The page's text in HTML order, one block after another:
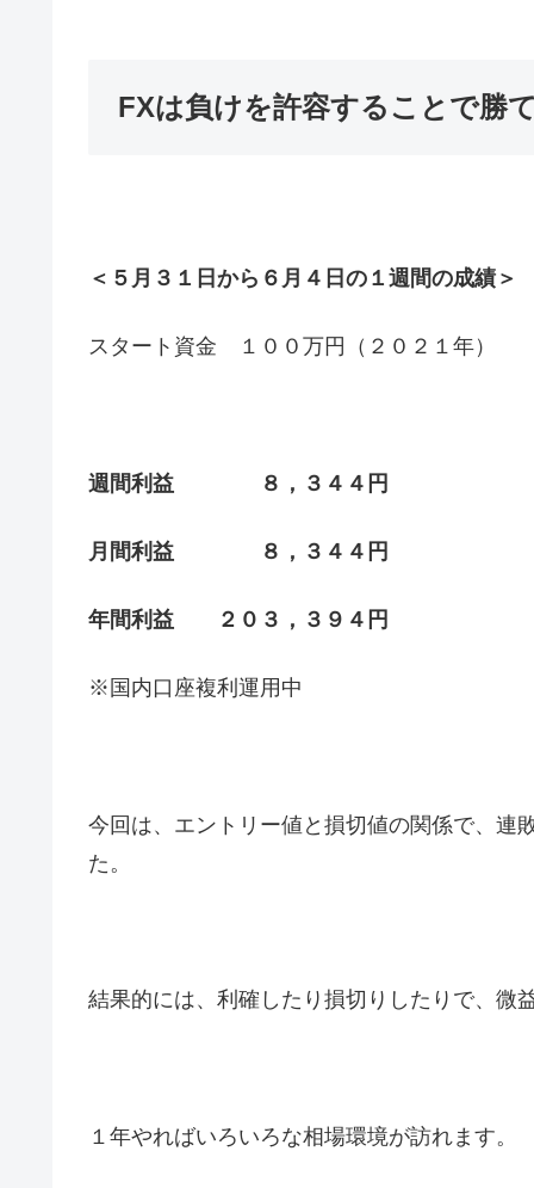
FXは負けを許容することで勝
＜５月３１日から６月４日の１週間の成績＞
スタート資金 １００万円（２０２１年）
週間利益 ８，３４４円
月間利益 ８，３４４円
年間利益 ２０３，３９４円
※国内口座複利運用中
今回は、エントリー値と損切値の関係で、連
た。
結果的には、利確したり損切りしたりで、微
１年やればいろいろな相場環境が訪れます。